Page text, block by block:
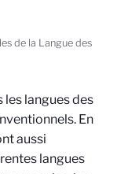
de la Langue des
les langues des
En
aussi
langues